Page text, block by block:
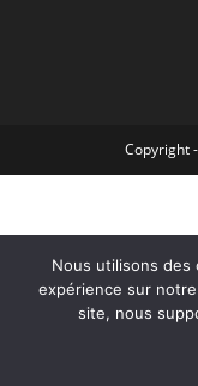
Copyright
Nous utilisons des
expérience sur
site, nous